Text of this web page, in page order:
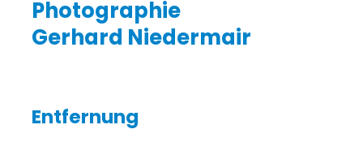
Photographie
Gerhard Niedermair
Entfernung